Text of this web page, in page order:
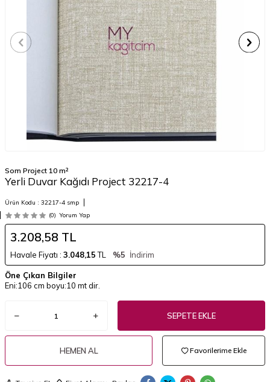
Som Project 10 m²
Yerli Duvar Kağıdı Project 32217-4
Ürün Kodu : 32217-4 smp
(0) Yorum Yap
3.208,58 TL
Havale Fiyatı : 3.048,15TL %5 İndirim
Öne Çıkan Bilgiler
Eni:106 cm boyu:10 mt dir.
SEPETE EKLE
HEMEN AL Favorilerime Ekle